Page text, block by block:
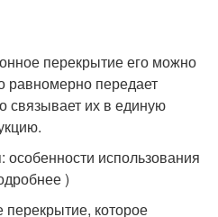
перекрытие его можно
равномерно передает
связывает их в единую
использования
)
которое